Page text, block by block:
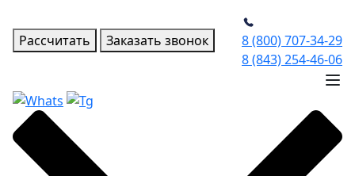
Рассчитать Заказать звонок
8 (800) 707-34-29
8 (843) 254-46-06